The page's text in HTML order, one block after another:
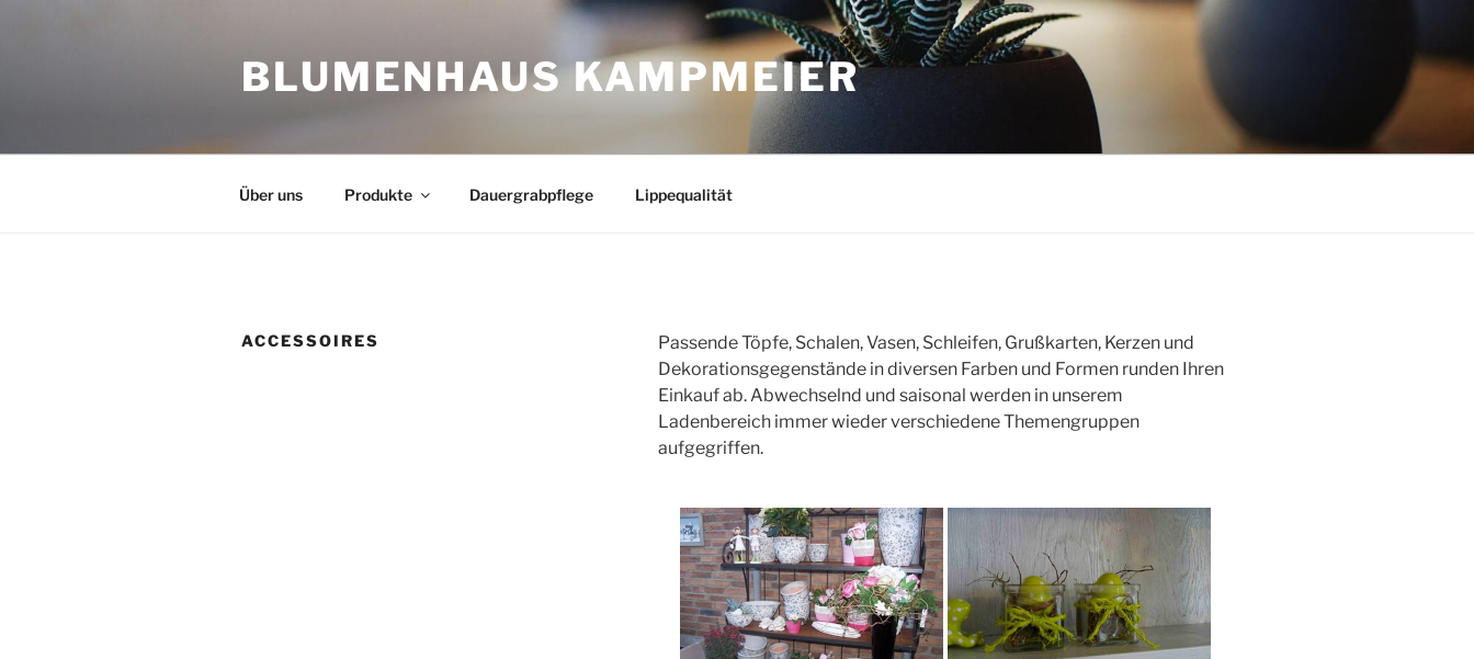
BLUMENHAUS KAMPMEIER
Über uns Produkte Dauergrabpflege Lippequalität
ACCESSOIRES
Passende Töpfe, Schalen, Vasen, Schleifen, Grußkarten, Kerzen und
Dekorationsgegenstände in diversen Farben und Formen runden Ihren
Einkauf ab. Abwechselnd und saisonal werden in unserem
Ladenbereich immer wieder verschiedene Themengruppen
aufgegriffen.